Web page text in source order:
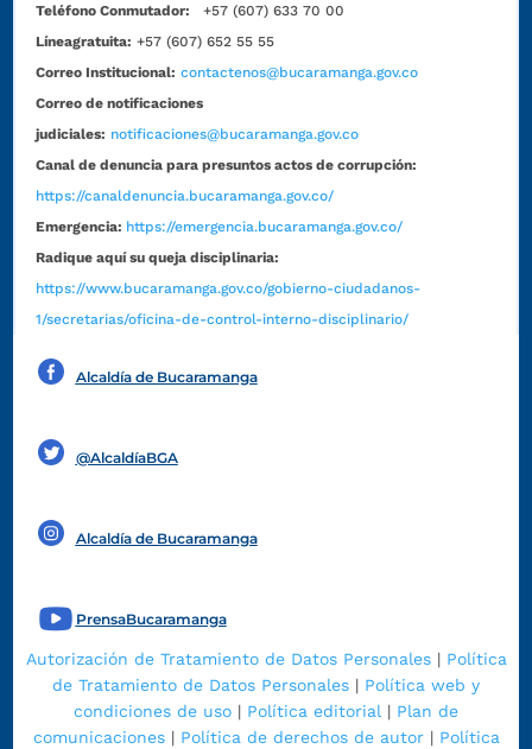
Teléfono Conmutador:
+57 (607) 633 70 00
Líneagratuita: +57 (607) 652 55 55
Correo Institucional: contactenos@bucaramanga.gov.co
Correo de notificaciones
judiciales: notificaciones@bucaramanga.gov.co
Canal de denuncia para presuntos actos de corrupción:
https://canaldenuncia.bucaramanga.gov.co/
Emergencia: https://emergencia.bucaramanga.gov.co/
Radique aquí su queja disciplinaria:
https://www.bucaramanga.gov.co/gobierno-ciudadanos-
1/secretarias/oficina-de-control-interno-disciplinario/
Alcaldía de Bucaramanga
@AlcaldíaBGA
Alcaldía de Bucaramanga
PrensaBucaramanga
Autorización de Tratamiento de Datos Personales| Política
de Tratamiento de Datos Personales | Política web y
condiciones de uso | Política editorial | Plan de
comunicaciones| Política de derechos de autor| Política